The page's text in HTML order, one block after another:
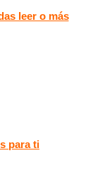
leer o más
para ti